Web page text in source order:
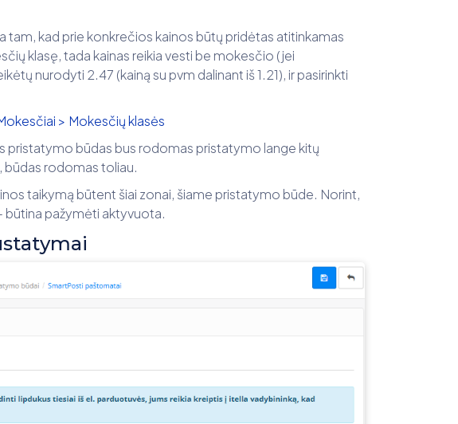
tam, kad prie konkrečios kainos būtų pridėtas atitinkamas
klasę, tada kainas reikia vesti be mokesčio (jei
nurodyti 2.47 (kainą su pvm dalinant iš 1.21), ir pasirinkti
> Mokesčių klasės
pristatymo būdas bus rodomas pristatymo lange kitų
būdas rodomas toliau.
taikymą būtent šiai zonai, šiame pristatymo būde. Norint,
būtina pažymėti aktyvuota.